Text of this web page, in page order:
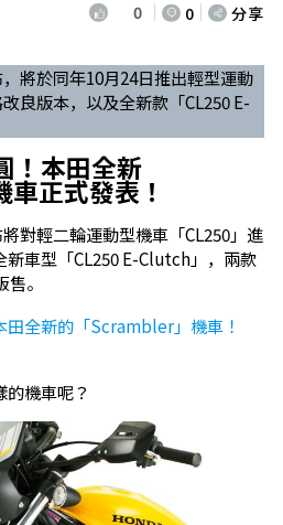
0 0 分享
將於同年10月24日推出輕型運動
良版本，以及全新款「CL250 E-
！本田全新
正式發表！
對輕二輪運動型機車「CL250」進
車型「CL250 E-Clutch」，兩款
。
田全新的「Scrambler」機車！
機車呢？